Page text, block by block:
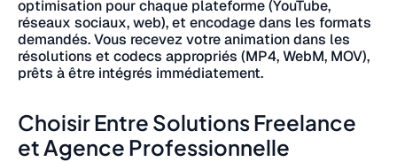
optimisation pour chaque plateforme (YouTube,
réseaux sociaux, web), et encodage dans les formats
demandés. Vous recevez votre animation dans les
résolutions et codecs appropriés (MP4, WebM, MOV),
prêts à être intégrés immédiatement.
Choisir Entre Solutions Freelance
et Agence Professionnelle